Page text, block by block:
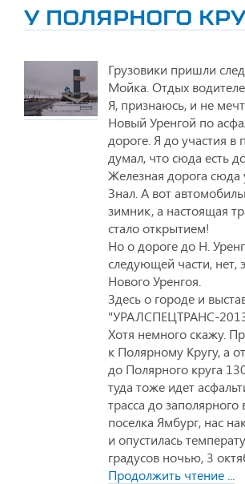
У ПОЛЯРНОГО
Грузовики пришли
Мойка. Отдых
Я, признаюсь, и не
Новый Уренгой по
дороге. Я до участия в
думал, что сюда есть
Железная дорога сюда
Знал. А вот
зимник, а настоящая
стало открытием!
Но о дороге до Н.
следующей части, нет,
Нового Уренгоя.
Здесь о городе и
"УРАЛСПЕЦТРАНС-
Хотя немного скажу.
к Полярному Кругу, а
до Полярного круга
туда тоже идет
трасса до заполярного
поселка Ямбург, нас
и опустилась
градусов ночью, 3
Продолжить чтение ...